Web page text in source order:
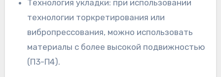
Технология укладки: при использовании
технологии торкретирования или
вибропрессования, можно использовать
материалы с более высокой подвижностью
(П3-П4).